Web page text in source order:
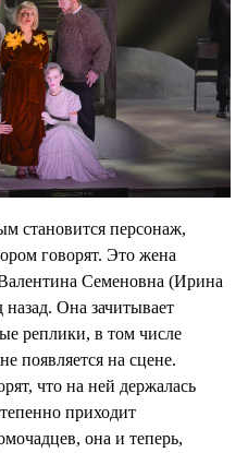
становится персонаж,
говорят. Это жена
Семеновна (Ирина
Она зачитывает
реплики, в том числе
появляется на сцене.
что на ней держалась
приходит
она и теперь,